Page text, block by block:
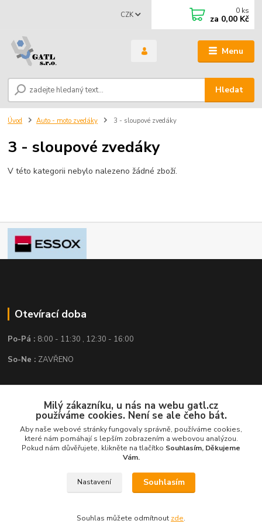
Menu
CZK
Hledat
0 ks
za 0,00 Kč
Úvod Auto - moto zvedáky 3 - sloupové zvedáky
3 - sloupové zvedáky
V této kategorii nebylo nalezeno žádné zboží.
Otevírací doba
Po-Pá : 8:00 - 11:30 , 12:30 - 16:00
So-Ne : ZAVŘENO
Kontakt
GATL s.r.o.
obchod@gatl.cz,info@gatl.cz
Milý zákazníku, u nás na webu gatl.cz
používáme cookies. Není se ale čeho bát.
Aby naše webové stránky fungovaly správně, používáme cookies,
které nám pomáhají s lepším zobrazením a webovou analýzou.
Pokud nám důvěřujete, klikněte na tlačítko Souhlasím, Děkujeme
Vám.
Nastavení Souhlasím
Souhlas můžete odmítnout zde.